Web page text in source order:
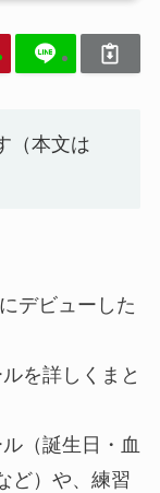
（本文は
デビューした
を詳しくまと
（誕生日・血
ど）や、練習